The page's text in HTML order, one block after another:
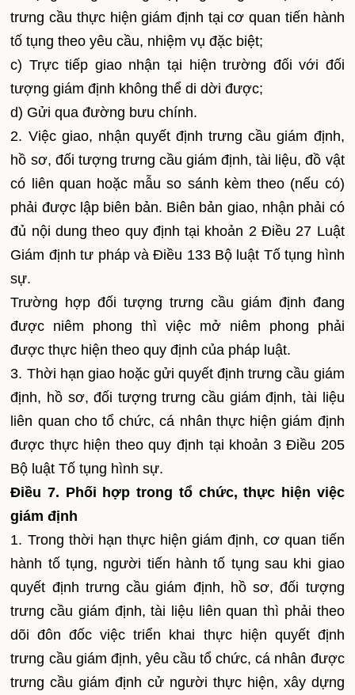
trưng cầu thực hiện giám định tại cơ quan tiến hành
tố tụng theo yêu cầu, nhiệm vụ đặc biệt;
c) Trực tiếp giao nhận tại hiện trường đối với đối
tượng giám định không thể di dời được;
d) Gửi qua đường bưu chính.
2. Việc giao, nhận quyết định trưng cầu giám định,
hồ sơ, đối tượng trưng cầu giám định, tài liệu, đồ vật
có liên quan hoặc mẫu so sánh kèm theo (nếu có)
phải được lập biên bản. Biên bản giao, nhận phải có
đủ nội dung theo quy định tại khoản 2 Điều 27 Luật
Giám định tư pháp và Điều 133 Bộ luật Tố tụng hình
sự.
Trường hợp đối tượng trưng cầu giám định đang
được niêm phong thì việc mở niêm phong phải
được thực hiện theo quy định của pháp luật.
3. Thời hạn giao hoặc gửi quyết định trưng cầu giám
định, hồ sơ, đối tượng trưng cầu giám định, tài liệu
liên quan cho tổ chức, cá nhân thực hiện giám định
được thực hiện theo quy định tại khoản 3 Điều 205
Bộ luật Tố tụng hình sự.
Điều 7. Phối hợp trong tổ chức, thực hiện việc
giám định
1. Trong thời hạn thực hiện giám định, cơ quan tiến
hành tố tụng, người tiến hành tố tụng sau khi giao
quyết định trưng cầu giám định, hồ sơ, đối tượng
trưng cầu giám định, tài liệu liên quan thì phải theo
dõi đôn đốc việc triển khai thực hiện quyết định
trưng cầu giám định, yêu cầu tổ chức, cá nhân được
trưng cầu giám định cử người thực hiện, xây dựng